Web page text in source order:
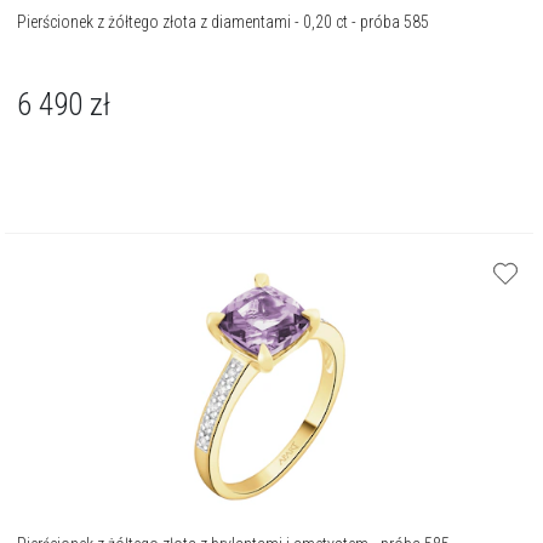
Pierścionek z żółtego złota z diamentami - 0,20 ct - próba 585
6 490 zł